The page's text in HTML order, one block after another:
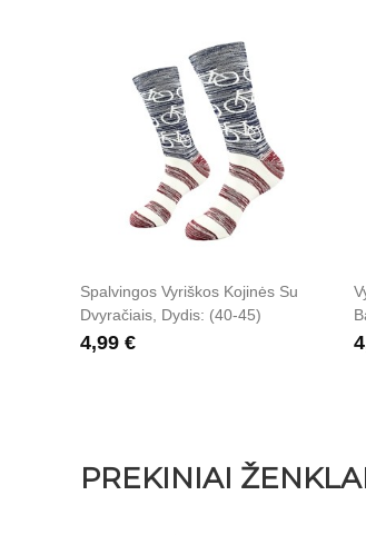
Spalvingos Vyriškos Kojinės Su
Dvyračiais, Dydis: (40-45)
4,99 €
PREKINIAI